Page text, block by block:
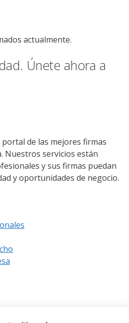
actualmente.
Únete ahora a
portal de las mejores firmas
Nuestros servicios están
y sus firmas puedan
y oportunidades de negocio.